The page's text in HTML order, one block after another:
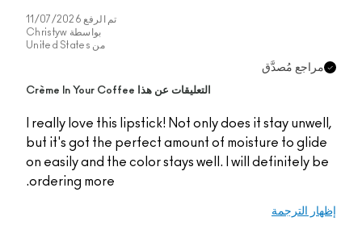
تم الرفع 11/07/2026
بواسطة Christyw
من United States
مراجع مُصدَّق
التعليقات عن هذا Crème In Your Coffee
I really love this lipstick! Not only does it stay unwell,
but it's got the perfect amount of moisture to glide
on easily and the color stays well. I will definitely be
ordering more.
إظهار الترجمة